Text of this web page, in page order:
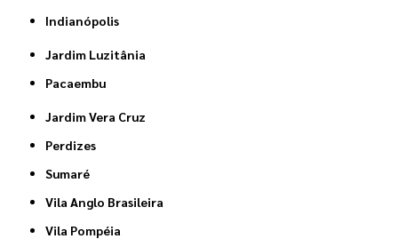
Indianópolis
Jardim Luzitânia
Pacaembu
Jardim Vera Cruz
Perdizes
Sumaré
Vila Anglo Brasileira
Vila Pompéia